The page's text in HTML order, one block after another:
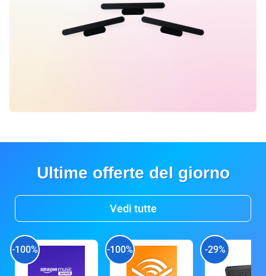
Ultime offerte del giorno
Vedi tutte
-100% -100% -29%